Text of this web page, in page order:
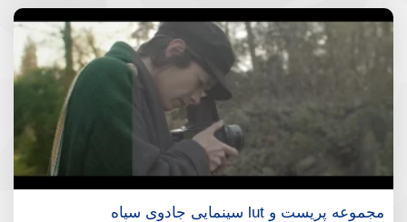
مجموعه پریست و lut سینمایی جادوی سیاه